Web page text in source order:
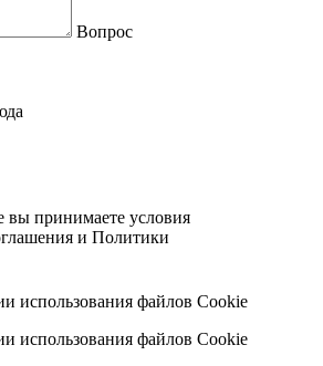
Вопрос
вы принимаете условия
и Политики
использования файлов Cookie
использования файлов Cookie